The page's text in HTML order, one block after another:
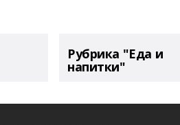
Рубрика "Еда и
напитки"